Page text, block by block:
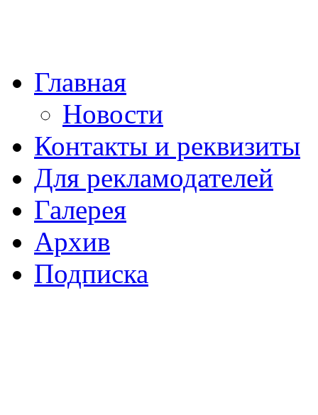
Главная
Новости
Контакты и реквизиты
Для рекламодателей
Галерея
Архив
Подписка